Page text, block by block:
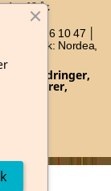
18 år.
Tlf: 30 26 10 47 │
│ Bank: Nordea,
varer,